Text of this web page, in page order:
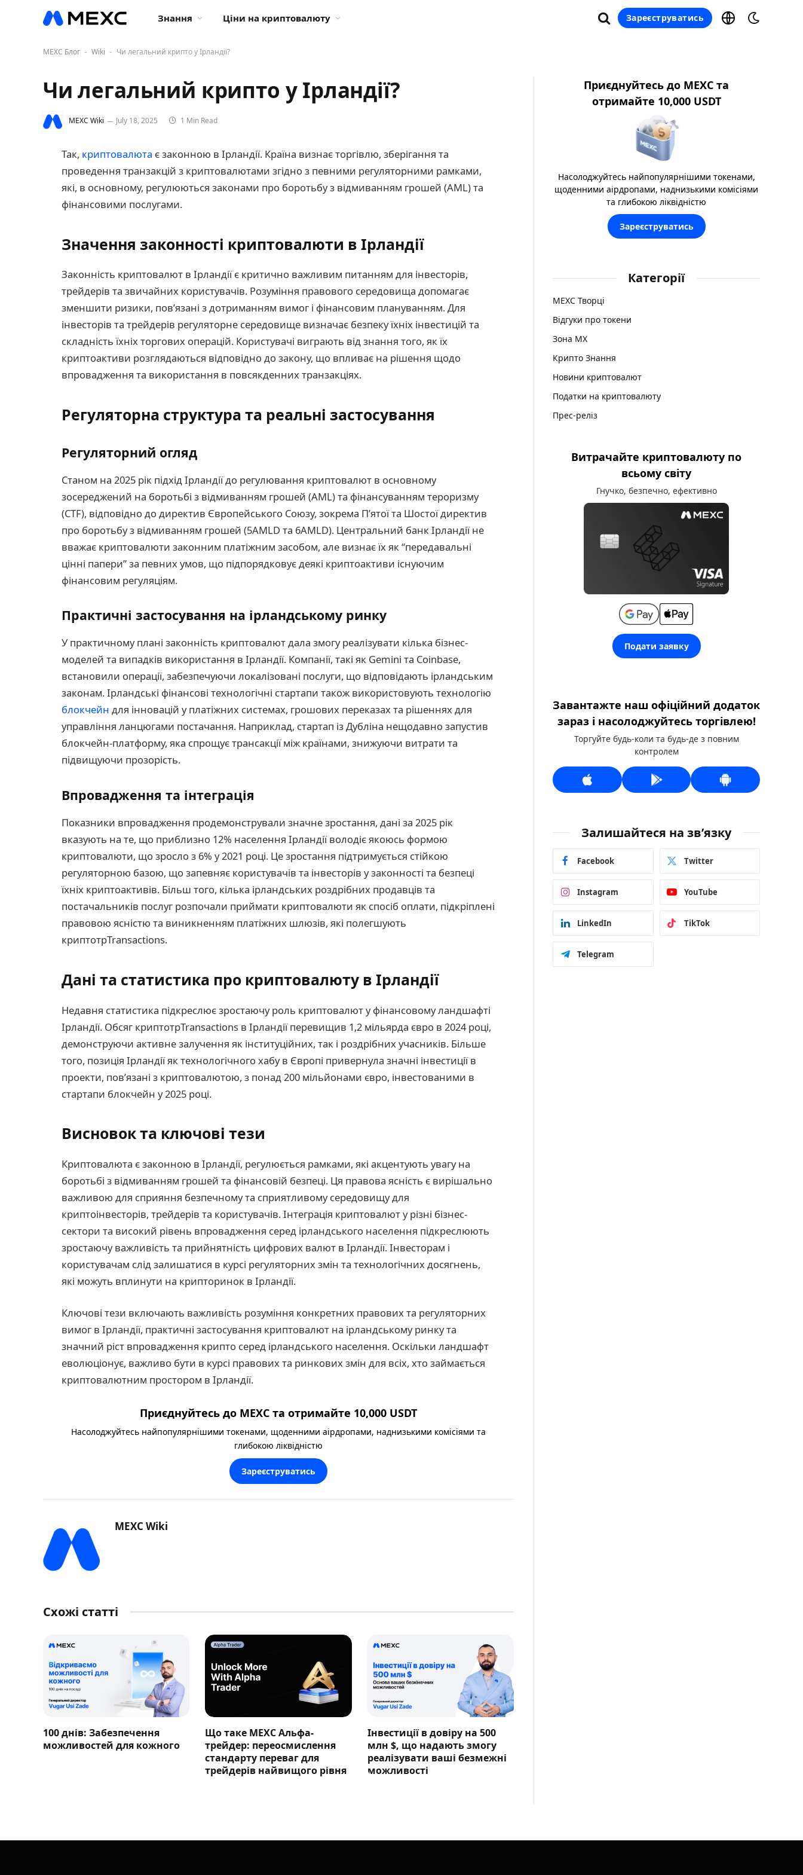
Знання Ціни на криптовалюту Зареєструватись
MEXC Блог - Wiki - Чи легальний крипто у Ірландії?
Чи легальний крипто у Ірландії?
MEXC Wiki July 18, 2025 1 Min Read
Так, криптовалюта є законною в Ірландії. Країна визнає торгівлю, зберігання та
проведення транзакцій з криптовалютами згідно з певними регуляторними рамками,
які, в основному, регулюються законами про боротьбу з відмиванням грошей (AML) та
фінансовими послугами.
Значення законності криптовалюти в Ірландії
Законність криптовалют в Ірландії є критично важливим питанням для інвесторів,
трейдерів та звичайних користувачів. Розуміння правового середовища допомагає
зменшити ризики, пов’язані з дотриманням вимог і фінансовим плануванням. Для
інвесторів та трейдерів регуляторне середовище визначає безпеку їхніх інвестицій та
складність їхніх торгових операцій. Користувачі виграють від знання того, як їх
криптоактиви розглядаються відповідно до закону, що впливає на рішення щодо
впровадження та використання в повсякденних транзакціях.
Регуляторна структура та реальні застосування
Регуляторний огляд
Станом на 2025 рік підхід Ірландії до регулювання криптовалют в основному
зосереджений на боротьбі з відмиванням грошей (AML) та фінансуванням тероризму
(CTF), відповідно до директив Європейського Союзу, зокрема П’ятої та Шостої директив
про боротьбу з відмиванням грошей (5AMLD та 6AMLD). Центральний банк Ірландії не
вважає криптовалюти законним платіжним засобом, але визнає їх як “передавальні
цінні папери” за певних умов, що підпорядковує деякі криптоактиви існуючим
фінансовим регуляціям.
Практичні застосування на ірландському ринку
У практичному плані законність криптовалют дала змогу реалізувати кілька бізнес-
моделей та випадків використання в Ірландії. Компанії, такі як Gemini та Coinbase,
встановили операції, забезпечуючи локалізовані послуги, що відповідають ірландським
законам. Ірландські фінансові технологічні стартапи також використовують технологію
блокчейн для інновацій у платіжних системах, грошових переказах та рішеннях для
управління ланцюгами постачання. Наприклад, стартап із Дубліна нещодавно запустив
блокчейн-платформу, яка спрощує трансакції між країнами, знижуючи витрати та
підвищуючи прозорість.
Впровадження та інтеграція
Показники впровадження продемонстрували значне зростання, дані за 2025 рік
вказують на те, що приблизно 12% населення Ірландії володіє якоюсь формою
криптовалюти, що зросло з 6% у 2021 році. Це зростання підтримується стійкою
регуляторною базою, що запевняє користувачів та інвесторів у законності та безпеці
їхніх криптоактивів. Більш того, кілька ірландських роздрібних продавців та
постачальників послуг розпочали приймати криптовалюти як спосіб оплати, підкріплені
правовою ясністю та виникненням платіжних шлюзів, які полегшують
криптотрTransactions.
Дані та статистика про криптовалюту в Ірландії
Недавня статистика підкреслює зростаючу роль криптовалют у фінансовому ландшафті
Ірландії. Обсяг криптотрTransactions в Ірландії перевищив 1,2 мільярда євро в 2024 році,
демонструючи активне залучення як інституційних, так і роздрібних учасників. Більше
того, позиція Ірландії як технологічного хабу в Європі привернула значні інвестиції в
проекти, пов’язані з криптовалютою, з понад 200 мільйонами євро, інвестованими в
стартапи блокчейн у 2025 році.
Висновок та ключові тези
Криптовалюта є законною в Ірландії, регулюється рамками, які акцентують увагу на
боротьбі з відмиванням грошей та фінансовій безпеці. Ця правова ясність є вирішально
важливою для сприяння безпечному та сприятливому середовищу для
криптоінвесторів, трейдерів та користувачів. Інтеграція криптовалют у різні бізнес-
сектори та високий рівень впровадження серед ірландського населення підкреслюють
зростаючу важливість та прийнятність цифрових валют в Ірландії. Інвесторам і
користувачам слід залишатися в курсі регуляторних змін та технологічних досягнень,
які можуть вплинути на крипторинок в Ірландії.
Ключові тези включають важливість розуміння конкретних правових та регуляторних
вимог в Ірландії, практичні застосування криптовалют на ірландському ринку та
значний ріст впровадження крипто серед ірландського населення. Оскільки ландшафт
еволюціонує, важливо бути в курсі правових та ринкових змін для всіх, хто займається
криптовалютним простором в Ірландії.
Приєднуйтесь до MEXC та отримайте 10,000 USDT
Насолоджуйтесь найпопулярнішими токенами, щоденними аірдропами, наднизькими комісіями та
глибокою ліквідністю
Зареєструватись
MEXC Wiki
Схожі статті
100 днів: Забезпечення
можливостей для кожного
Що таке MEXC Альфа-
трейдер: переосмислення
стандарту переваг для
трейдерів найвищого рівня
Інвестиції в довіру на 500
млн $, що надають змогу
реалізувати ваші безмежні
можливості
Приєднуйтесь до MEXC та
отримайте 10,000 USDT
Насолоджуйтесь найпопулярнішими токенами,
щоденними аірдропами, наднизькими комісіями
та глибокою ліквідністю
Зареєструватись
Категорії
MEXC Творці
Відгуки про токени
Зона MX
Крипто Знання
Новини криптовалют
Податки на криптовалюту
Прес-реліз
Витрачайте криптовалюту по
всьому світу
Гнучко, безпечно, ефективно
Подати заявку
Завантажте наш офіційний додаток
зараз і насолоджуйтесь торгівлею!
Торгуйте будь-коли та будь-де з повним
контролем
Залишайтеся на зв’язку
Facebook Twitter
Instagram YouTube
LinkedIn TikTok
Telegram